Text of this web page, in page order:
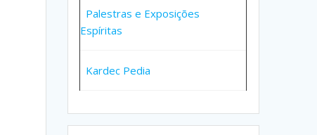
Palestras e Exposições
Espíritas
Kardec Pedia